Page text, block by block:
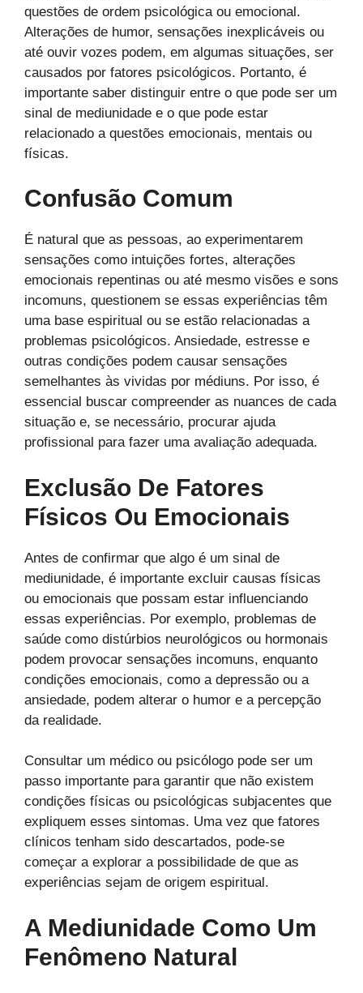
questões de ordem psicológica ou emocional.
Alterações de humor, sensações inexplicáveis ou
até ouvir vozes podem, em algumas situações, ser
causados por fatores psicológicos. Portanto, é
importante saber distinguir entre o que pode ser um
sinal de mediunidade e o que pode estar
relacionado a questões emocionais, mentais ou
físicas.
Confusão Comum
É natural que as pessoas, ao experimentarem
sensações como intuições fortes, alterações
emocionais repentinas ou até mesmo visões e sons
incomuns, questionem se essas experiências têm
uma base espiritual ou se estão relacionadas a
problemas psicológicos. Ansiedade, estresse e
outras condições podem causar sensações
semelhantes às vividas por médiuns. Por isso, é
essencial buscar compreender as nuances de cada
situação e, se necessário, procurar ajuda
profissional para fazer uma avaliação adequada.
Exclusão De Fatores
Físicos Ou Emocionais
Antes de confirmar que algo é um sinal de
mediunidade, é importante excluir causas físicas
ou emocionais que possam estar influenciando
essas experiências. Por exemplo, problemas de
saúde como distúrbios neurológicos ou hormonais
podem provocar sensações incomuns, enquanto
condições emocionais, como a depressão ou a
ansiedade, podem alterar o humor e a percepção
da realidade.
Consultar um médico ou psicólogo pode ser um
passo importante para garantir que não existem
condições físicas ou psicológicas subjacentes que
expliquem esses sintomas. Uma vez que fatores
clínicos tenham sido descartados, pode-se
começar a explorar a possibilidade de que as
experiências sejam de origem espiritual.
A Mediunidade Como Um
Fenômeno Natural